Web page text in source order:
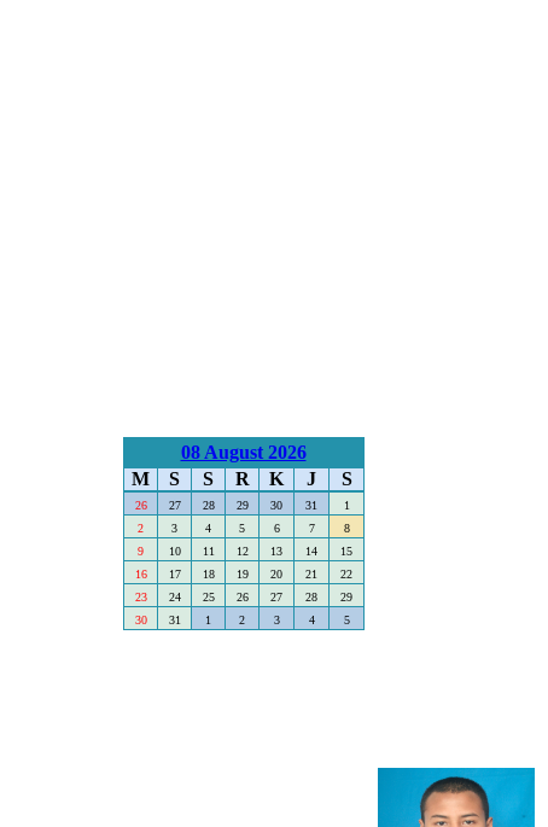
08 August 2026
M
S S R K J S
26 27 28 29 30 31
1
2
3 4 5 6 7
8
9
10 11 12 13 14
15
16
17 18 19 20 21
22
23
24 25 26 27 28
29
30
31 1 2 3 4 5